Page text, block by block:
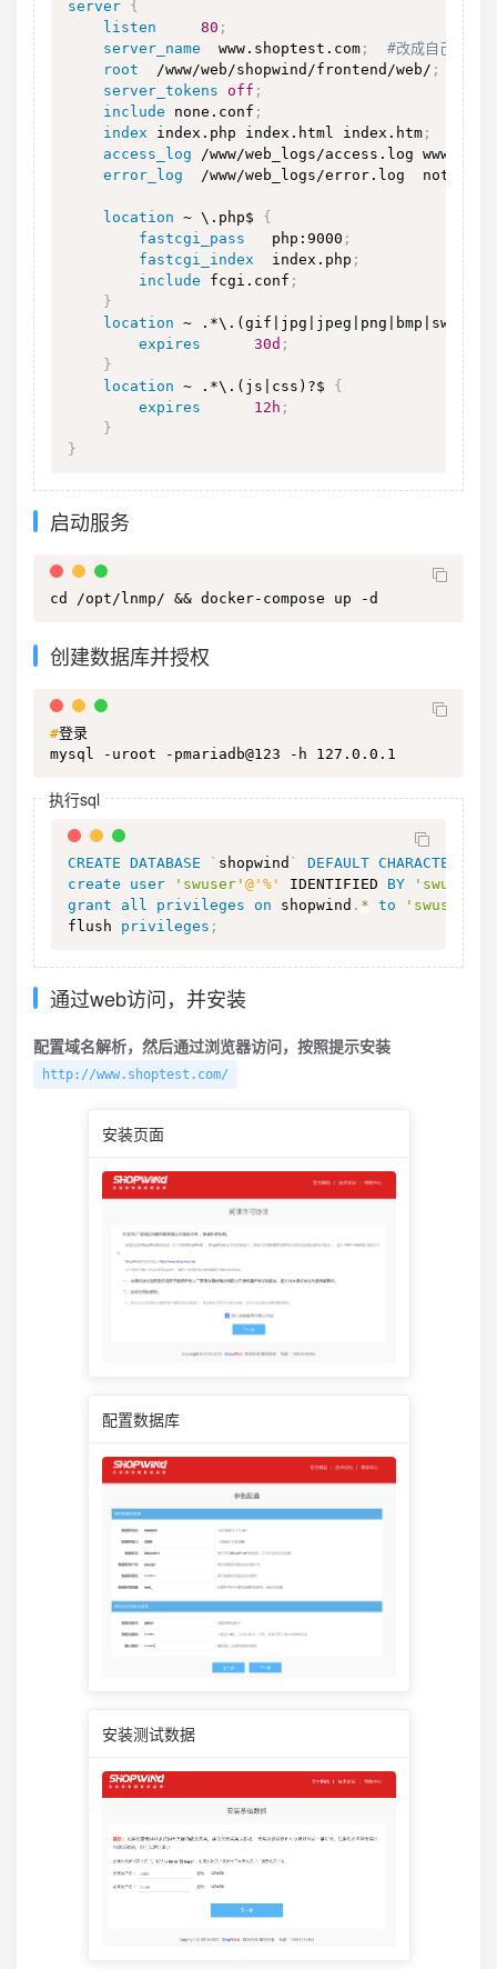
server {
listen
80 ;
server_name
  www.shoptest.com
;
#改成自己的域名
root
  /www/web/shopwind/frontend/web/
;
server_tokens
off ;
include none.conf ;
index index.php index.html index.htm ;
access_log /www/web_logs/access.log wwwlogs
error_log
  /www/web_logs/error.log  notice
location ~ \.php$
{
fastcgi_pass
   php:9000
;
fastcgi_index
  index.php
;
include fcgi.conf ;
}
location ~ .*\.(gif|jpg|jpeg|png|bmp|swf)$
expires
30d ;
}
location ~ .*\.(js|css)?$
{
expires
12h ;
}
}
启动服务
cd /opt/lnmp/ && docker-compose up -d
创建数据库并授权
#登录
mysql -uroot -pmariadb@123 -h 127.0.0.1
执行sql
CREATE DATABASE ` shopwind ` DEFAULT CHARACTER
create
user 'swuser' @'%' IDENTIFIED BY
grant
all privileges on shopwind . * to 'swuser'
flush privileges ;
通过web访问，并安装
配置域名解析，然后通过浏览器访问，按照提示安装
http://www.shoptest.com/
安装页面
配置数据库
安装测试数据